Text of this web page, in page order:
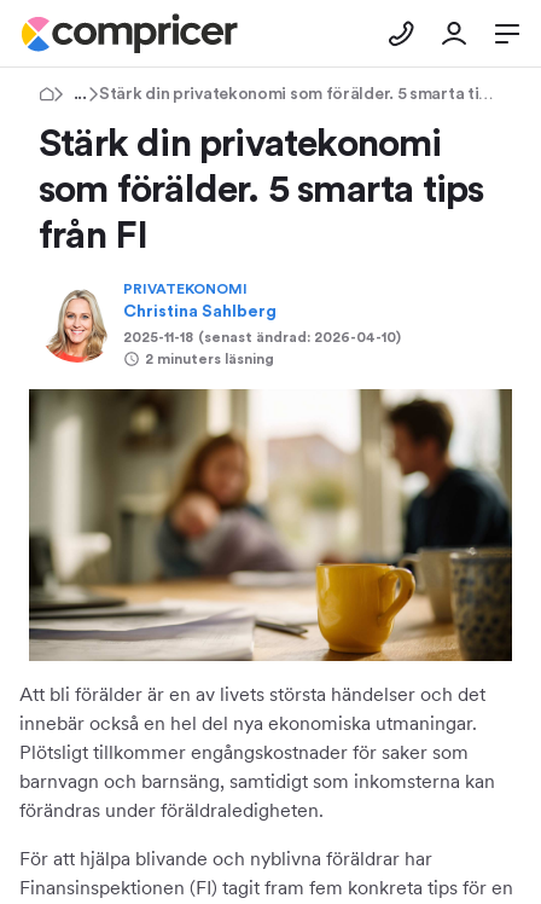
Tips & Råd Stärk din privatekonomi som förälder. 5 smarta tips från FI
Stärk din privatekonomi
som förälder. 5 smarta tips
från FI
PRIVATEKONOMI
Christina Sahlberg
2025-11-18 (senast ändrad: 2026-04-10)
2 minuters läsning
Att bli förälder är en av livets största händelser och det
innebär också en hel del nya ekonomiska utmaningar.
Plötsligt tillkommer engångskostnader för saker som
barnvagn och barnsäng, samtidigt som inkomsterna kan
förändras under föräldraledigheten.
För att hjälpa blivande och nyblivna föräldrar har
Finansinspektionen (FI) tagit fram fem konkreta tips för en